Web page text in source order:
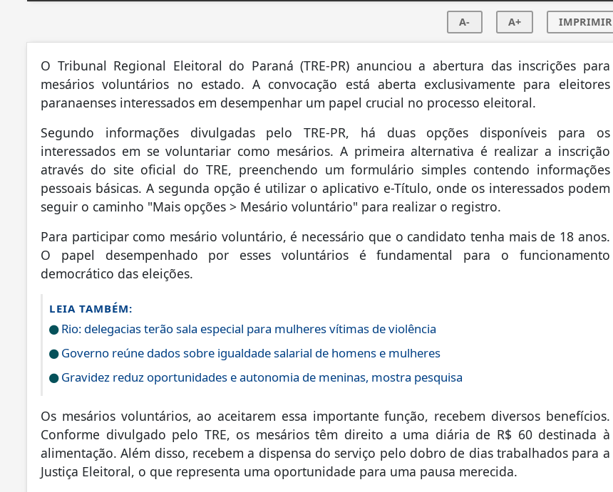
A- A+ IMPRIMIR
O Tribunal Regional Eleitoral do Paraná (TRE-PR) anunciou a abertura das inscrições para
mesários voluntários no estado. A convocação está aberta exclusivamente para eleitores
paranaenses interessados em desempenhar um papel crucial no processo eleitoral.
Segundo informações divulgadas pelo TRE-PR, há duas opções disponíveis para os
interessados em se voluntariar como mesários. A primeira alternativa é realizar a inscrição
através do site oficial do TRE, preenchendo um formulário simples contendo informações
pessoais básicas. A segunda opção é utilizar o aplicativo e-Título, onde os interessados podem
seguir o caminho "Mais opções > Mesário voluntário" para realizar o registro.
Para participar como mesário voluntário, é necessário que o candidato tenha mais de 18 anos.
O papel desempenhado por esses voluntários é fundamental para o funcionamento
democrático das eleições.
LEIA TAMBÉM:
Rio: delegacias terão sala especial para mulheres vítimas de violência
Governo reúne dados sobre igualdade salarial de homens e mulheres
Gravidez reduz oportunidades e autonomia de meninas, mostra pesquisa
Os mesários voluntários, ao aceitarem essa importante função, recebem diversos benefícios.
Conforme divulgado pelo TRE, os mesários têm direito a uma diária de R$ 60 destinada à
alimentação. Além disso, recebem a dispensa do serviço pelo dobro de dias trabalhados para a
Justiça Eleitoral, o que representa uma oportunidade para uma pausa merecida.